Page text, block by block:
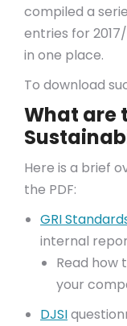
compiled a
entries for
in one place.
To download
What are
Here is a brief
the PDF:
GRI
internal
Read how
your
DJSI